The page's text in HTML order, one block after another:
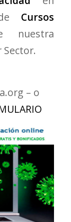
Cursos
– o